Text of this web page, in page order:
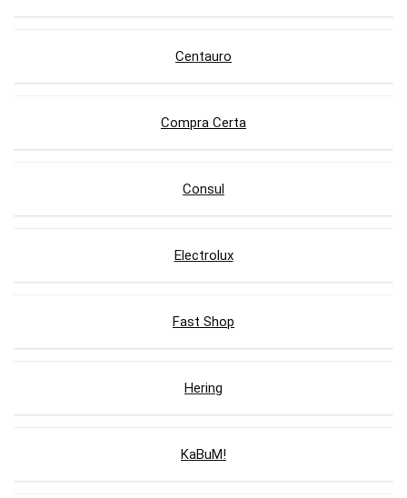
Centauro
Compra Certa
Consul
Electrolux
Fast Shop
Hering
KaBuM!